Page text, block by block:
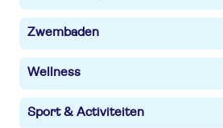
Zwembaden
Wellness
Sport & Activiteiten